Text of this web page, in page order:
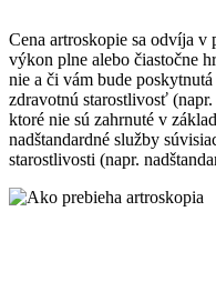
Cena artroskopie sa odvíja
výkon plne alebo čiastočne
nie a či vám bude poskytnutá
zdravotnú starostlivosť
ktoré nie sú zahrnuté v
nadštandardné služby
starostlivosti (napr.